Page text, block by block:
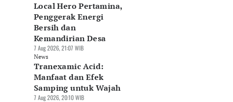
Local Hero Pertamina,
Penggerak Energi
Bersih dan
Kemandirian Desa
7 Aug 2026, 21:07 WIB
News
Tranexamic Acid:
Manfaat dan Efek
Samping untuk Wajah
7 Aug 2026, 20:10 WIB